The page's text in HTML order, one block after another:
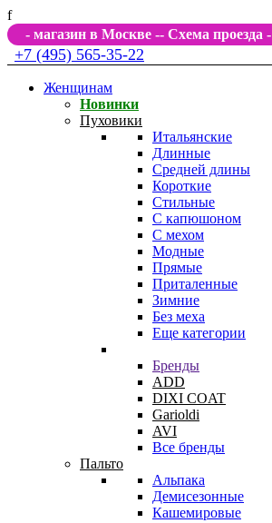
f
- магазин в Москве -- Схема проезда -
+7 (495) 565-35-22
Женщинам
Новинки
Пуховики
Итальянские
Длинные
Средней длины
Короткие
Стильные
С капюшоном
С мехом
Модные
Прямые
Приталенные
Зимние
Без меха
Еще категории
Бренды
ADD
DIXI COAT
Garioldi
AVI
Все бренды
Пальто
Альпака
Демисезонные
Кашемировые